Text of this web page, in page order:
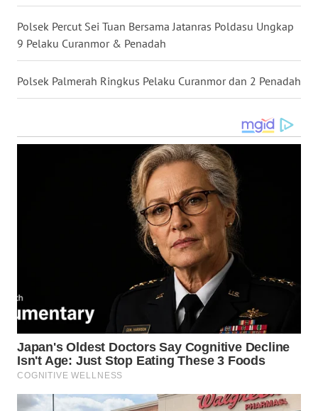
Polsek Percut Sei Tuan Bersama Jatanras Poldasu Ungkap
9 Pelaku Curanmor & Penadah
Polsek Palmerah Ringkus Pelaku Curanmor dan 2 Penadah
WN
NIAS
WN
LANGKAT
WN
WN
SIMALUNGUN
WN